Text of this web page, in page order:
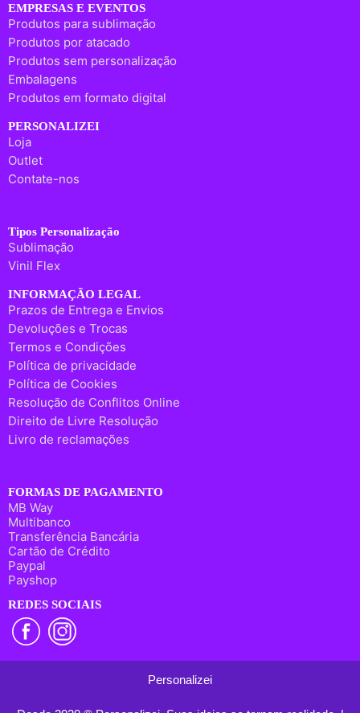
EMPRESAS E EVENTOS
Produtos para sublimação
Produtos por atacado
Produtos sem personalização
Embalagens
Produtos em formato digital
PERSONALIZEI
Loja
Outlet
Contate-nos
Tipos Personalização
Sublimação
Vinil Flex
INFORMAÇÃO LEGAL
Prazos de Entrega e Envios
Devoluções e Trocas
Termos e Condições
Política de privacidade
Política de Cookies
Resolução de Conflitos Online
Direito de Livre Resolução
Livro de reclamações
FORMAS DE PAGAMENTO
MB Way
Multibanco
Transferência Bancária
Cartão de Crédito
Paypal
Payshop
REDES SOCIAIS
Personalizei